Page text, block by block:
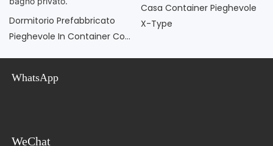
Dormitorio Prefabbricato
Pieghevole In Container Con
Casa Container Pieghevole
X-Type
WhatsApp
WeChat